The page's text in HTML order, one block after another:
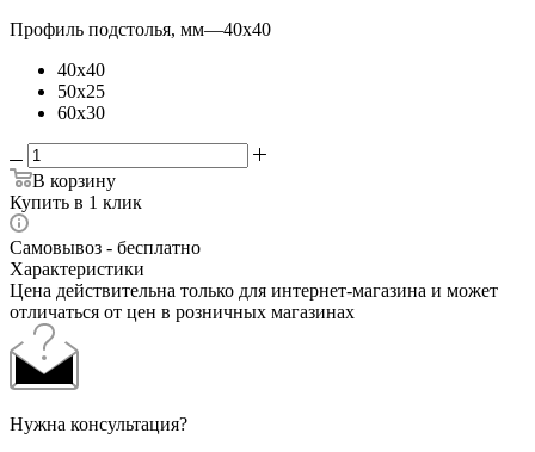
Профиль подстолья, мм—40x40
40x40
50x25
60x30
В корзину
Купить в 1 клик
Самовывоз - бесплатно
Характеристики
Цена действительна только для интернет-магазина и может
отличаться от цен в розничных магазинах
Нужна консультация?